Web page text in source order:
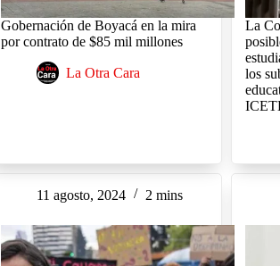
Gobernación de Boyacá en la mira
por contrato de $85 mil millones
La Otra Cara
La
los
11 agosto, 2024 2 mins